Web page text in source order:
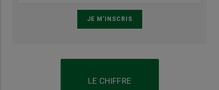
LE CHIFFRE